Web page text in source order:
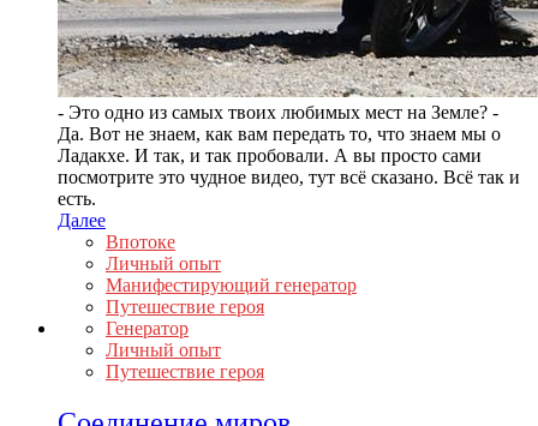
- Это одно из самых твоих любимых мест на Земле? -
Да. Вот не знаем, как вам передать то, что знаем мы о
Ладакхе. И так, и так пробовали. А вы просто сами
посмотрите это чудное видео, тут всё сказано. Всё так и
есть.
Далее
Впотоке
Личный опыт
Манифестирующий генератор
Путешествие героя
Генератор
Личный опыт
Путешествие героя